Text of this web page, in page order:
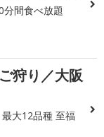
分間食べ放題
狩り／大阪
大12品種 至福